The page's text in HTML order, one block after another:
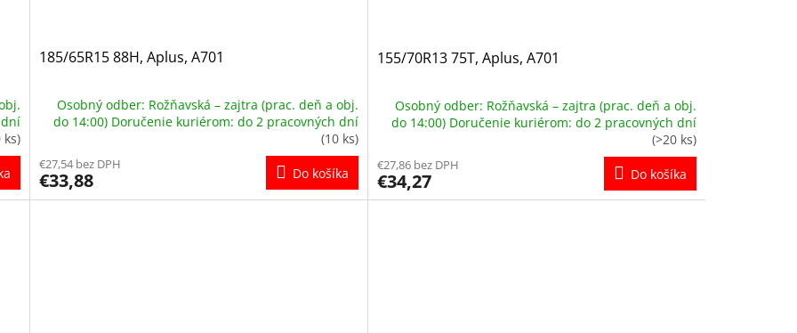
ks)
185/65R15 88H, Aplus, A701
Osobný odber: Rožňavská – zajtra (prac. deň a obj.
do 14:00) Doručenie kuriérom: do 2 pracovných dní
(10 ks)
€27,54 bez DPH
€33,88 Do košíka
155/70R13 75T, Aplus, A701
Osobný odber: Rožňavská – zajtra (prac. deň a obj.
do 14:00) Doručenie kuriérom: do 2 pracovných dní
(>20 ks)
€27,86 bez DPH
€34,27 Do košíka